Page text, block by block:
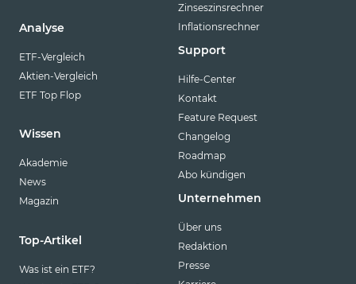
Analyse
ETF-Vergleich
Aktien-Vergleich
ETF Top Flop
Wissen
Akademie
News
Magazin
Top-Artikel
Was ist ein ETF?
Zinseszinsrechner
Inflationsrechner
Support
Hilfe-Center
Kontakt
Feature Request
Changelog
Roadmap
Abo kündigen
Unternehmen
Über uns
Redaktion
Presse